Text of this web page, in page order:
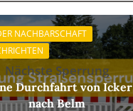
NACHBARSCHAFT
Nächste Sperrung
Durchfahrt von Icker
nach Belm